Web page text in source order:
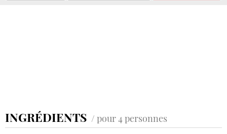
INGRÉDIENTS / pour 4 personnes